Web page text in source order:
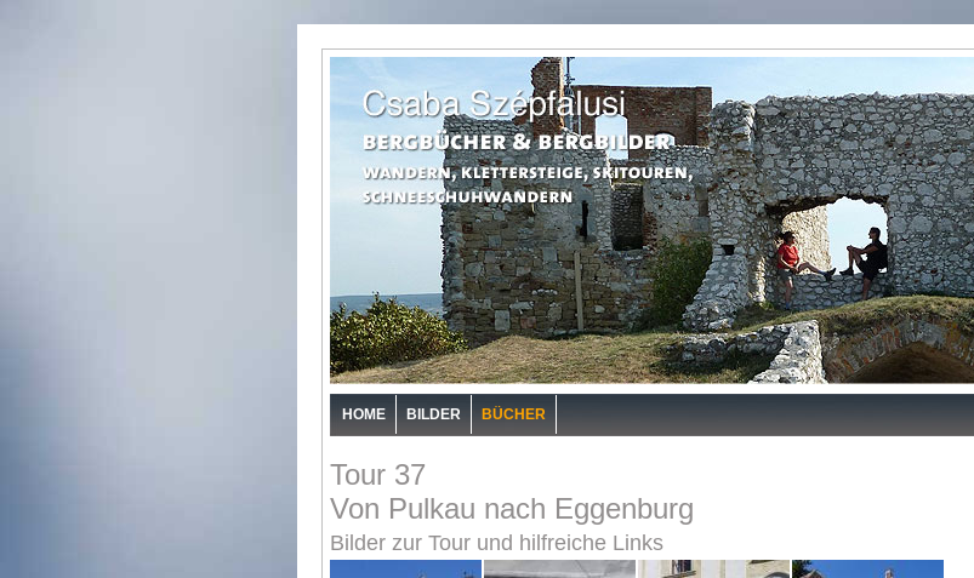
HOME BILDER BÜCHER
Tour 37
Von Pulkau nach Eggenburg
Bilder zur Tour und hilfreiche Links